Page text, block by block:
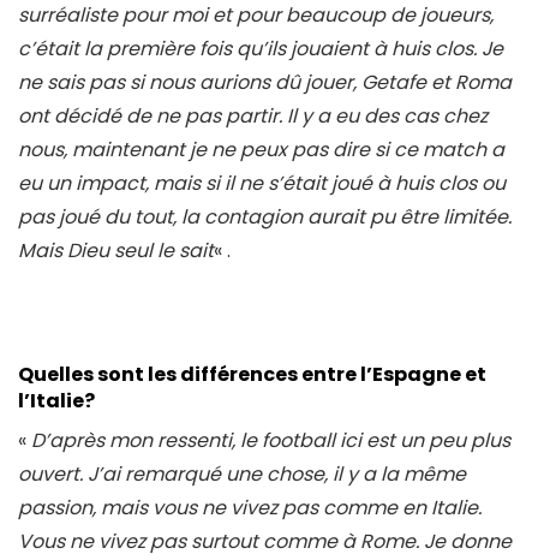
surréaliste pour moi et pour beaucoup de joueurs,
c’était la première fois qu’ils jouaient à huis clos. Je
ne sais pas si nous aurions dû jouer, Getafe et Roma
ont décidé de ne pas partir. Il y a eu des cas chez
nous, maintenant je ne peux pas dire si ce match a
eu un impact, mais si il ne s’était joué à huis clos ou
pas joué du tout, la contagion aurait pu être limitée.
Mais Dieu seul le sait« .
Quelles sont les différences entre l’Espagne et
l’Italie?
« D’après mon ressenti, le football ici est un peu plus
ouvert. J’ai remarqué une chose, il y a la même
passion, mais vous ne vivez pas comme en Italie.
Vous ne vivez pas surtout comme à Rome. Je donne